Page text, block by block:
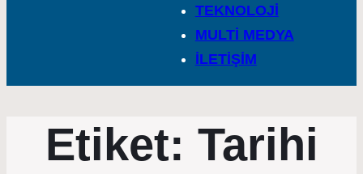
TEKNOLOJİ
MULTİ MEDYA
İLETİŞİM
Etiket: Tarihi